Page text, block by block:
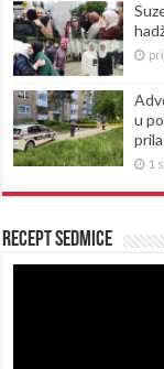
u
1
Recept sedmice